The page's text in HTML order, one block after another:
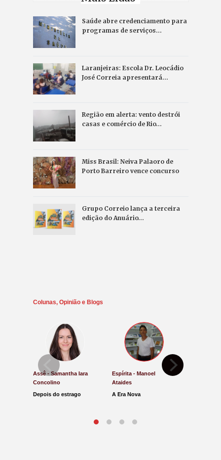
Saúde abre credenciamento para
programas de serviços…
Laranjeiras: Escola Dr. Leocádio
José Correia apresentará…
Região em alerta: vento destrói
casas e comércio de Rio…
Miss Brasil: Neiva Palaoro de
Porto Barreiro vence concurso
Grupo Correio lança a terceira
edição do Anuário…
Colunas, Opinião e Blogs
Assê - Samantha Iara
Concolino
Depois do estrago
Espírita - Manoel
Ataides
A Era Nova